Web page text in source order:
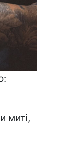
миті,